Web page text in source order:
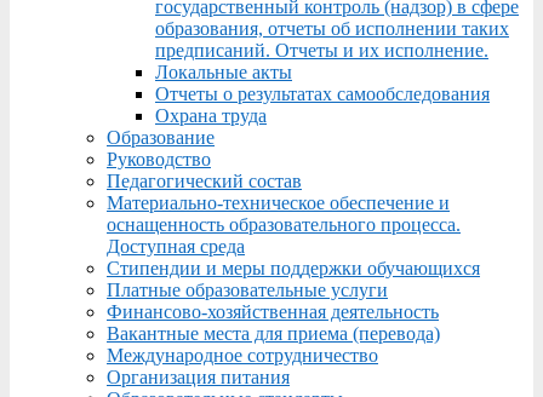
государственный контроль (надзор) в сфере
образования, отчеты об исполнении таких
предписаний. Отчеты и их исполнение.
Локальные акты
Отчеты о результатах самообследования
Охрана труда
Образование
Руководство
Педагогический состав
Материально-техническое обеспечение и
оснащенность образовательного процесса.
Доступная среда
Стипендии и меры поддержки обучающихся
Платные образовательные услуги
Финансово-хозяйственная деятельность
Вакантные места для приема (перевода)
Международное сотрудничество
Организация питания